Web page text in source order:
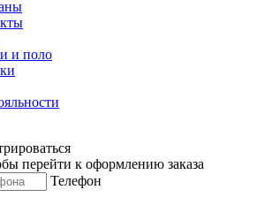
и поло
перейти к оформлению заказа
Телефон